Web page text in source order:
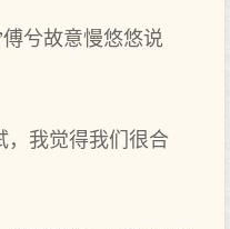
兮故意慢悠悠说
，我觉得我们很合